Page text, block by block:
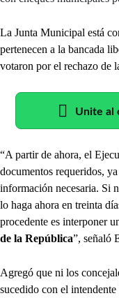
La Junta Municipal está
pertenecen a la bancada
votaron por el rechazo de
Unite al
“A partir de ahora, el
documentos requeridos,
información necesaria. Si
lo haga ahora en treinta
procedente es interponer
de la República”, señaló
Agregó que ni los
sucedido con el intendente